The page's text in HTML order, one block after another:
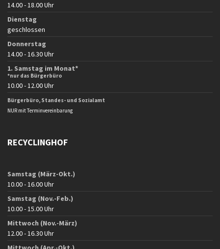
14.00 - 18.00 Uhr
Dienstag
geschlossen
Donnerstag
14.00 - 16.30 Uhr
1. Samstag im Monat*
*nur das Bürgerbüro
10.00 - 12.00 Uhr
Bürgerbüro, Standes- und Sozialamt
NUR mit Terminvereinbarung
RECYCLINGHOF
Samstag (März-Okt.)
10.00 - 16.00 Uhr
Samstag (Nov.-Feb.)
10.00 - 15.00 Uhr
Mittwoch (Nov.-März)
12.00 - 16.30 Uhr